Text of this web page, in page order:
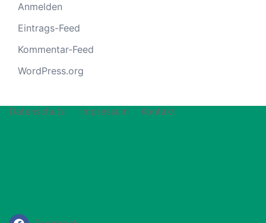
Anmelden
Eintrags-Feed
Kommentar-Feed
WordPress.org
Datenschutz Impressum Kontakt